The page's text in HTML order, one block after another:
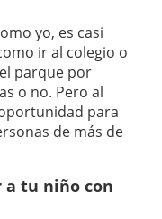
yo, es casi
ir al colegio o
parque por
o no. Pero al
para
de más de
a tu niño con